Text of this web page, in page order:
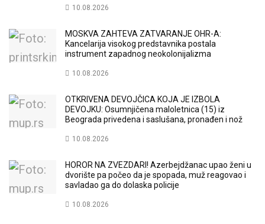
10.08.2026
MOSKVA ZAHTEVA ZATVARANJE OHR-A:
Kancelarija visokog predstavnika postala
instrument zapadnog neokolonijalizma
10.08.2026
OTKRIVENA DEVOJČICA KOJA JE IZBOLA
DEVOJKU: Osumnjičena maloletnica (15) iz
Beograda privedena i saslušana, pronađen i nož
10.08.2026
HOROR NA ZVEZDARI! Azerbejdžanac upao ženi u
dvorište pa počeo da je spopada, muž reagovao i
savladao ga do dolaska policije
10.08.2026